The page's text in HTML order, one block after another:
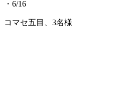
・6/16
コマセ五目、3名様